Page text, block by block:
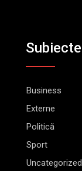
Subiecte
Business
Externe
Politică
Sport
Uncategorized